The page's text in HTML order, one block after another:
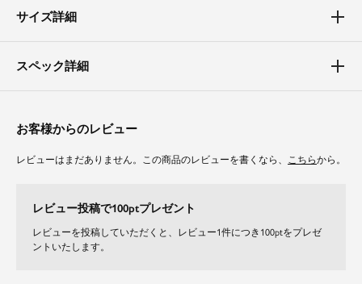
体型カバーポイント
デザインが美脚効果をプラス。
素材
適度なハリと落ち感があり、スタイリッシュなシルエットを演出します。
セットアップでの着こなしはもちろん、単品でも活躍する万能アイテムで
す。
サイズ詳細
スペック詳細
お客様からのレビュー
レビューはまだありません。この商品のレビューを書くなら、 こちらから。
レビュー投稿で100ptプレゼント
レビューを投稿していただくと、レビュー1件につき100ptをプレゼ
ントいたします。